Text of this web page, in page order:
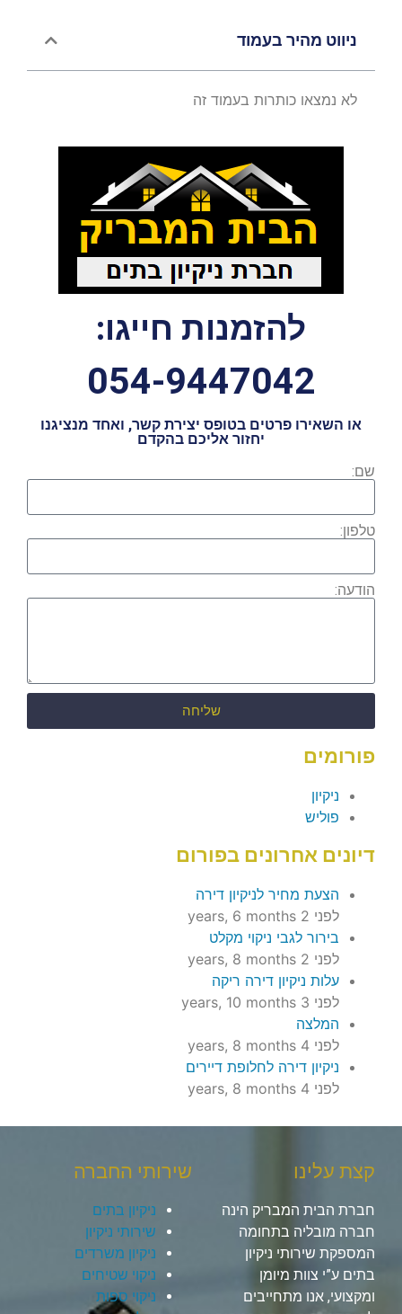
ניווט מהיר בעמוד
לא נמצאו כותרות בעמוד זה
להזמנות חייגו:
054-9447042
או השאירו פרטים בטופס יצירת קשר, ואחד מנציגנו
יחזור אליכם בהקדם
שם:
טלפון:
הודעה:
שליחה
פורומים
ניקיון
פוליש
דיונים אחרונים בפורום
הצעת מחיר לניקיון דירה
לפני 2 years, 6 months
בירור לגבי ניקוי מקלט
לפני 2 years, 8 months
עלות ניקיון דירה ריקה
לפני 3 years, 10 months
המלצה
לפני 4 years, 8 months
ניקיון דירה לחלופת דיירים
לפני 4 years, 8 months
קצת עלינו
חברת הבית המבריק הינה
חברה מובליה בתחומה
המספקת שירותי ניקיון
בתים ע”י צוות מיומן
ומקצועי, אנו מתחייבים
שירותי החברה
ניקיון בתים
שירותי ניקיון
ניקיון משרדים
ניקוי שטיחים
ניקוי ספות